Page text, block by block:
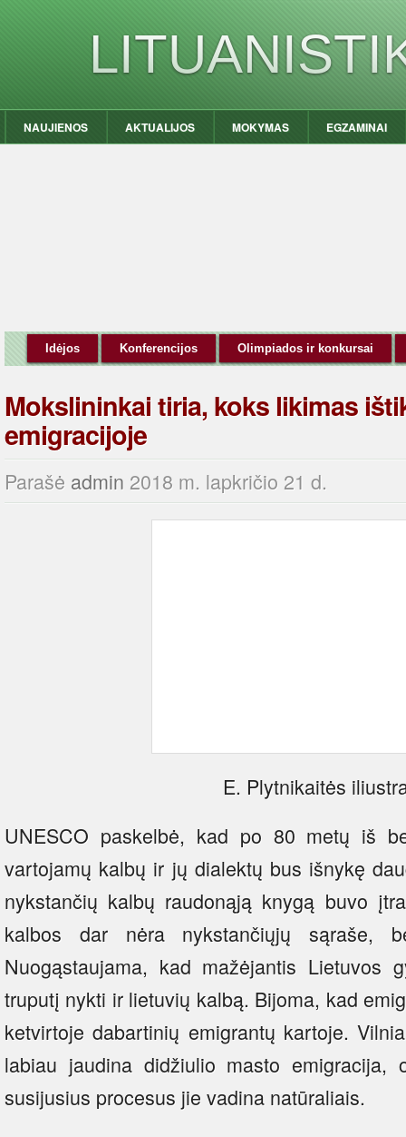
NAUJIENOS AKTUALIJOS MOKYMAS EGZAMINAI
Idėjos Konferencijos Olimpiados ir konkursai
Mokslininkai tiria, koks likimas
emigracijoje
Parašė admin 2018 m. lapkričio 21 d.
E. Plytnikaitės
UNESCO paskelbė, kad po 80 metų iš
vartojamų kalbų ir jų dialektų bus išnykę
nykstančių kalbų raudonąją knygą buvo
kalbos dar nėra nykstančiųjų sąraše,
Nuogąstaujama, kad mažėjantis Lietuvos
truputį nykti ir lietuvių kalbą. Bijoma, kad
ketvirtoje dabartinių emigrantų kartoje.
labiau jaudina didžiulio masto
susijusius procesus jie vadina natūraliais.